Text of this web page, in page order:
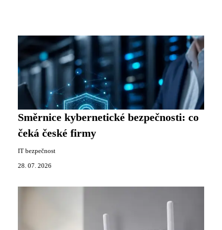
Směrnice kybernetické bezpečnosti: co
čeká české firmy
IT bezpečnost
28. 07. 2026